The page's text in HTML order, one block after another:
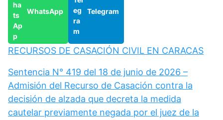
WhatsApp Telegram
RECURSOS DE CASACIÓN CIVIL EN CARACAS
Sentencia N° 419 del 18 de junio de 2026 –
Admisión del Recurso de Casación contra la
decisión de alzada que decreta la medida
cautelar previamente negada por el juez de la